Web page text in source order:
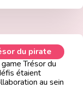
du pirate
Trésor du
étaient
au sein